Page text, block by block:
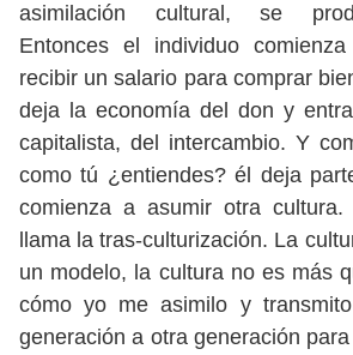
asimilación cultural, se
Entonces el individuo
recibir un salario para comprar
deja la economía del don y
capitalista, del intercambio. Y
como tú ¿entiendes? él deja
comienza a asumir otra
llama la tras-culturización. La
un modelo, la cultura no es más
cómo yo me asimilo y
generación a otra generación